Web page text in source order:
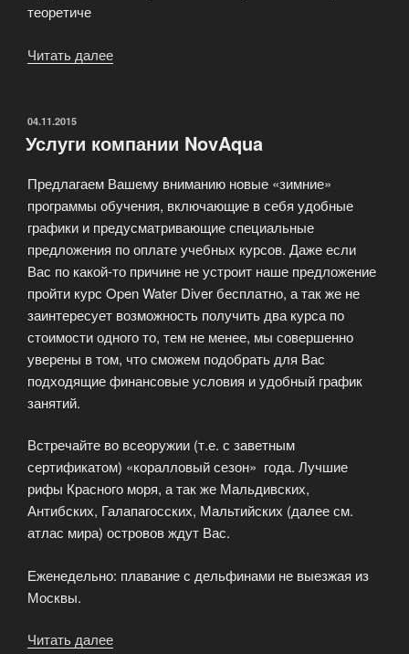
теоретиче
Читать далее
ОПУБЛИКОВАНО
04.11.2015
Услуги компании NovAqua
Предлагаем Вашему вниманию новые «зимние»
программы обучения, включающие в себя удобные
графики и предусматривающие специальные
предложения по оплате учебных курсов. Даже если
Вас по какой-то причине не устроит наше предложение
пройти курс Open Water Diver бесплатно, а так же не
заинтересует возможность получить два курса по
стоимости одного то, тем не менее, мы совершенно
уверены в том, что сможем подобрать для Вас
подходящие финансовые условия и удобный график
занятий.
Встречайте во всеоружии (т.е. с заветным
сертификатом) «коралловый сезон» года. Лучшие
рифы Красного моря, а так же Мальдивских,
Антибских, Галапагосских, Мальтийских (далее см.
атлас мира) островов ждут Вас.
Еженедельно: плавание с дельфинами не выезжая из
Москвы.
Читать далее